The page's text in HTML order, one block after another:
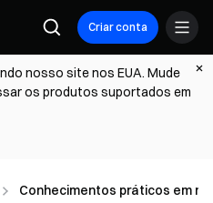
Criar conta
nosso site nos EUA. Mude
os produtos suportados em
Conhecimentos práticos em